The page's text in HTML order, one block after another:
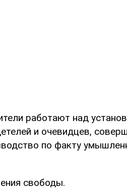
работают над
и очевидцев,
по факту
свободы.